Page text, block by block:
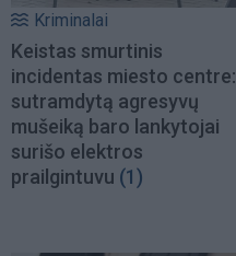
Kriminalai
Keistas smurtinis
incidentas miesto centre:
sutramdytą agresyvų
mušeiką baro lankytojai
surišo elektros
prailgintuvu (1)